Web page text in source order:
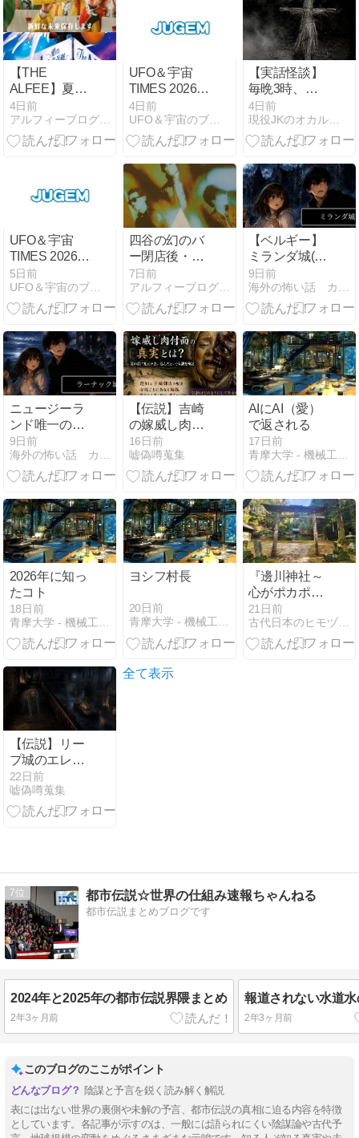
【THE
ALFEE】夏イ
ベ2026グッズ
発表！事前予
約は今年も激
4日前
アルフィーブログ｜るい・ルイボスティー
UFO＆宇宙
TIMES 2026年
8月5日
4日前
【実話怪談】
毎晩3時、玄
関のドアノブ
を回す「誰
か」…管理会
隠した団地の
恐怖
4日前
現役JKのオカルト秘忘録
UFO＆宇宙
TIMES 2026年
8月4日
5日前
UFO＆宇宙のブログ
四谷の幻のバ
ー閉店後・四
谷の風に吹か
れて時間を巻
き戻す都市伝
7日前
アルフィーブログ｜るい・ルイボスティー
【ベルギー】
ミランダ城(ノ
ワジー城)の正
体とは？世界
一美しい廃城
を徹底調査！
9日前
海外の怖い話 カイコワ
ニュージーラ
ンド唯一の城
に眠るラーナ
ック城…一族
の悲劇の悲劇
に迫る！
9日前
海外の怖い話 カイコワ
【伝説】吉崎
の嫁威し肉付
面――鬼面は
いつ蓮如伝説
になったのか
16日前
嘘偽噂蒐集
AIにAI（愛）
で返される
17日前
青摩大学 - 機械工学風庭園
2026年に知っ
たコト
18日前
青摩大学 - 機械工学風庭園
ヨシフ村長
20日前
青摩大学 - 機械工学風庭園
『邊川神社～
心がポカポカ
する神社～』
出張の合間の
神社巡り徳島
21日前
古代日本のヒモヅケ文明
【伝説】リー
プ城のエレメ
ンタルとは何
者か――腐臭
とともに現れ
22日前
嘘偽噂蒐集
全て表示
7 都市伝説☆世界の仕組み速報ちゃんねる
都市伝説まとめブログです
2024年と2025年の都市伝説界隈まとめ
2年3ヶ月前
報道されない水道
2年3ヶ月前
このブログのここがポイント
陰謀と予言を鋭く読み解く解説
表には出ない世界の裏側や未解の予言、都市伝説の真相に迫る内容を特徴
としています。各記事が示すのは、一般には語られにくい陰謀論や古代予